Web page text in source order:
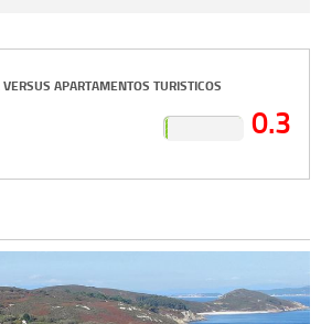
VERSUS APARTAMENTOS TURISTICOS
0.3